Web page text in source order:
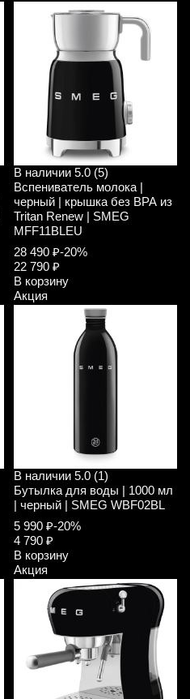
В наличии 5.0 (5)
Вспениватель молока |
черный | крышка без ВРА из
Tritan Renew | SMEG
MFF11BLEU
28 490 ₽-20%
22 790 ₽
В корзину
Акция
В наличии 5.0 (1)
Бутылка для воды | 1000 мл
| черный | SMEG WBF02BL
5 990 ₽-20%
4 790 ₽
В корзину
Акция